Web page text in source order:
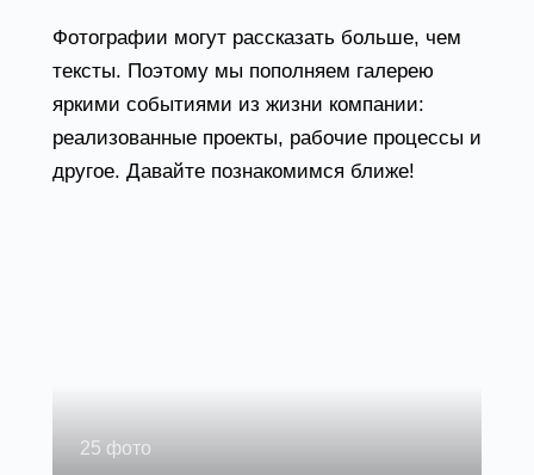
Фотографии могут рассказать больше, чем
тексты. Поэтому мы пополняем галерею
яркими событиями из жизни компании:
реализованные проекты, рабочие процессы и
другое. Давайте познакомимся ближе!
25 фото